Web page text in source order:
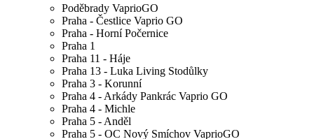
Poděbrady VaprioGO
Praha - Čestlice Vaprio GO
Praha - Horní Počernice
Praha 1
Praha 11 - Háje
Praha 13 - Luka Living Stodůlky
Praha 3 - Korunní
Praha 4 - Arkády Pankrác Vaprio GO
Praha 4 - Michle
Praha 5 - Anděl
Praha 5 - OC Nový Smíchov VaprioGO